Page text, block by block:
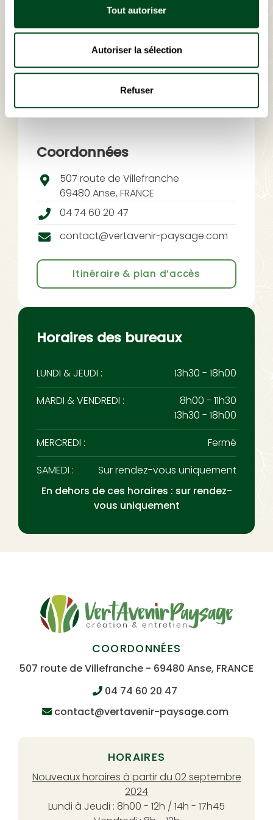
Tout autoriser
Autoriser la sélection
Refuser
Coordonnées
507 route de Villefranche
69480 Anse, FRANCE
04 74 60 20 47
contact@vertavenir-paysage.com
Itinéraire & plan d’accès
Horaires des bureaux
LUNDI & JEUDI :
13h30 - 18h00
MARDI & VENDREDI :
8h00 - 11h30
13h30 - 18h00
MERCREDI :
Fermé
SAMEDI :
Sur rendez-vous uniquement
En dehors de ces horaires : sur rendez-
vous uniquement
COORDONNÉES
507 route de Villefranche - 69480 Anse, FRANCE
04 74 60 20 47
contact@vertavenir-paysage.com
HORAIRES
Nouveaux horaires à partir du 02 septembre
2024
Lundi à Jeudi : 8h00 - 12h / 14h - 17h45